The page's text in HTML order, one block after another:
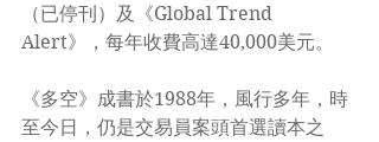
（已停刊）及《Global Trend
Alert》，每年收費高達40,000美元。
《多空》成書於1988年，風行多年，時
至今日，仍是交易員案頭首選讀本之